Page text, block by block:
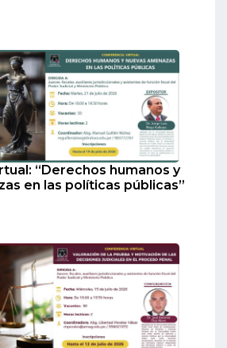
“Derechos humanos y
en las políticas públicas”